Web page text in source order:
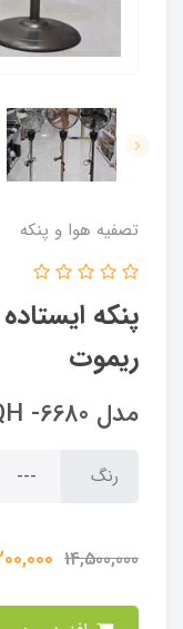
تصفیه هوا و پنکه
پنکه
ریموت
مدل QH -6680
رنگ
14,500,000